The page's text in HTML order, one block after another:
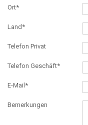
Ort*
Land*
Telefon Privat
Telefon Geschäft*
E-Mail*
Bemerkungen